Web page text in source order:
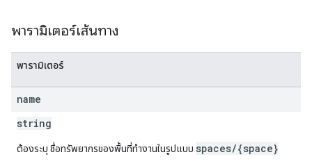
พารามิเตอร์เส้นทาง
พารามิเตอร์
name
string
ต้องระบุ ชื่อทรัพยากรของพื้นที่ทำงานในรูปแบบ spaces/{space}